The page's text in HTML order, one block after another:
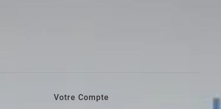
Votre Compte